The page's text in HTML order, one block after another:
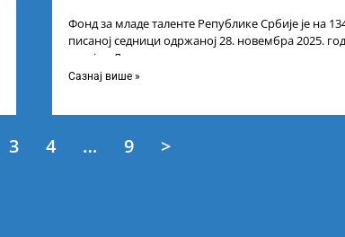
Фонд за младе таленте Републике Србије је на
писаној седници одржаној 28. новембра 2025.
усвојио Листу коначних резултата
Сазнај више »
3 4 … 9 >